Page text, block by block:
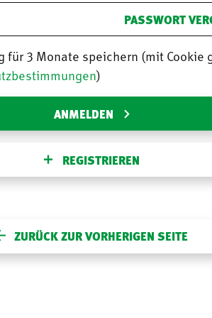
PASSWORT
für 3 Monate speichern (mit Cookie
)
ANMELDEN
REGISTRIEREN
ZURÜCK ZUR VORHERIGEN SEITE